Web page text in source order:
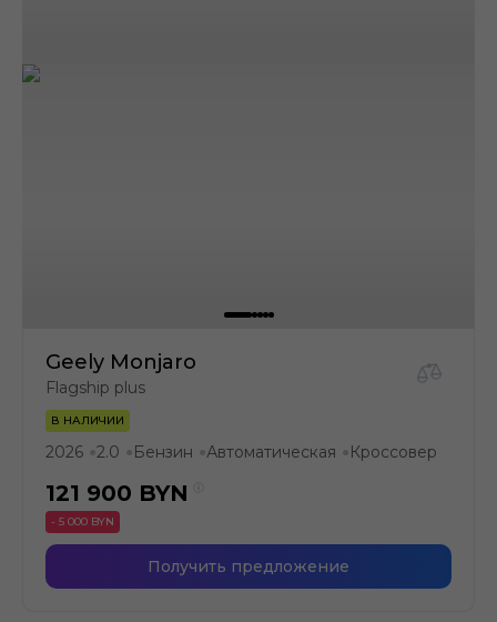
Geely Monjaro
Flagship plus
В НАЛИЧИИ
2026 ●2.0 ● Бензин ●Автоматическая ● Кроссовер
121 900 BYN
- 5 000 BYN
Получить предложение